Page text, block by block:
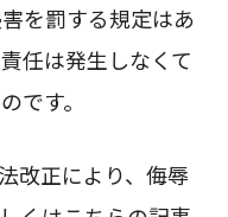
を罰する規定はあ
任は発生しなくて
です。
改正により、侮辱